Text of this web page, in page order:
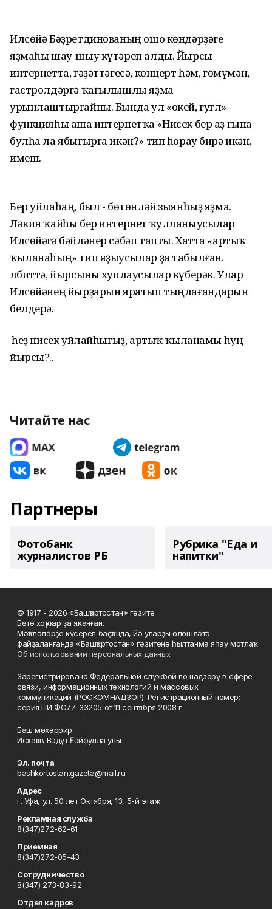
Илсөйә Бәҙретдинованың ошо көндәрҙәге
яҙмаһы шау-шыу күтәреп алды. Йырсы
интернетта, ғәҙәттәгесә, концерт һәм, ғөмүмән,
гастролдәргә ҡағылышлы яҙма
урынлаштырғайны. Бында ул «окей, гугл»
функцияһы аша интернетҡа «Нисек бер аҙ ғына
булһа ла ябығырға икән?» тип һорау бирә икән,
имеш.
Бер уйлаһаң, был - бөтөнләй зыянһыҙ яҙма.
Ләкин ҡайһы бер интернет ҡулланыусылар
Илсөйәгә бәйләнер сәбәп тапты. Хатта «артыҡ
ҡыланаһың» тип яҙыусылар ҙа табылған.
Әлбиттә, йырсыны хуплаусылар күберәк. Улар
Илсөйәнең йырҙарын яратып тыңлағандарын
белдерә.
Ә һеҙ нисек уйлайһығыҙ, артыҡ ҡыланамы һуң
йырсы?..
Читайте нас
Партнеры
Фотобанк
журналистов РБ
Рубрика "Еда и
напитки"
© 1917 - 2026 «Башҡортостан» гәзите.
Бөтә хоҡуҡтар ҙа яҡланған.
Мәҡәләләрҙе күсереп баҫҡанда, йә уларҙы өлөшләтә
файҙаланғанда «Башҡортостан» гәзитенә һылтанма яһау мотлаҡ.
Об использовании персональных данных
Зарегистрировано Федеральной службой по надзору в сфере
связи, информационных технологий и массовых
коммуникаций (РОСКОМНАДЗОР). Регистрационный номер:
серия ПИ ФС77-33205 от 11 сентября 2008 г.
Баш мөхәррир
Исхаҡов Вәдүт Ғәйфулла улы
Эл. почта
bashkortostan.gazeta@mail.ru
Адрес
г. Уфа, ул. 50 лет Октября, 13, 5-й этаж
Рекламная служба
8(347)272-62-61
Приемная
8(347)272-05-43
Сотрудничество
8(347) 273-83-92
Отдел кадров